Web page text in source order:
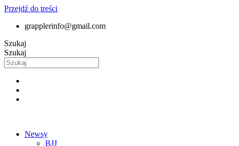
Przejdź do treści
grapplerinfo@gmail.com
Szukaj
Szukaj
Newsy
BJJ